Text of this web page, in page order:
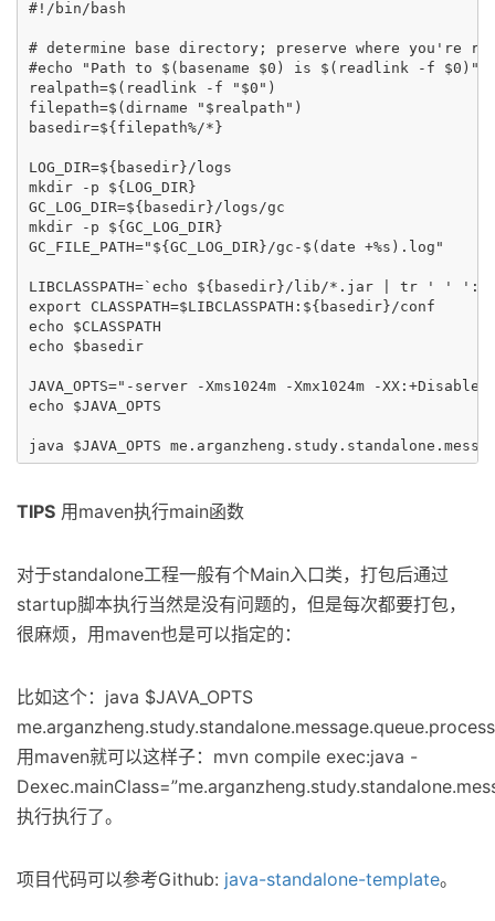
#!/bin/bash
# determine base directory; preserve where you're
#echo "Path to $(basename $0) is $(readlink -f $0)"
realpath=$(readlink -f "$0")
filepath=$(dirname "$realpath")
basedir=${filepath%/*}
LOG_DIR=${basedir}/logs
mkdir -p ${LOG_DIR}
GC_LOG_DIR=${basedir}/logs/gc
mkdir -p ${GC_LOG_DIR}
GC_FILE_PATH="${GC_LOG_DIR}/gc-$(date +%s).log"
LIBCLASSPATH=`echo ${basedir}/lib/*.jar | tr ' '
export CLASSPATH=$LIBCLASSPATH:${basedir}/conf
echo $CLASSPATH
echo $basedir
JAVA_OPTS="-server -Xms1024m -Xmx1024m -
echo $JAVA_OPTS
TIPS 用maven执行main函数
对于standalone工程一般有个Main入口类，打包后通过
startup脚本执行当然是没有问题的，但是每次都要打包，
很麻烦，用maven也是可以指定的：
比如这个：java $JAVA_OPTS
用maven就可以这样子：mvn compile exec:java -
执行执行了。
项目代码可以参考Github: java-standalone-template。